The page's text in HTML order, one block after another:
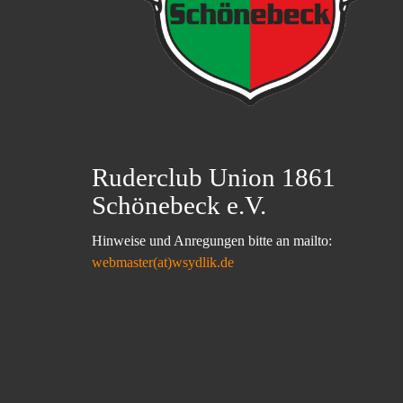
Ruderclub Union 1861
Schönebeck e.V.
Hinweise und Anregungen bitte an mailto:
webmaster(at)wsydlik.de